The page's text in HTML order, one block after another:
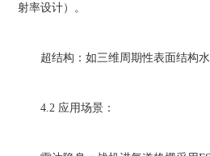
射率设计）。
超结构：如三维周期性表面结构水
4.2 应用场景：